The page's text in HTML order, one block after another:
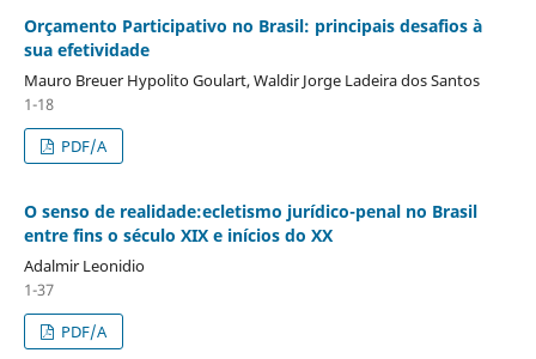
Orçamento Participativo no Brasil: principais desafios à
sua efetividade
Mauro Breuer Hypolito Goulart, Waldir Jorge Ladeira dos Santos
1-18
PDF/A
O senso de realidade:ecletismo jurídico-penal no Brasil
entre fins o século XIX e inícios do XX
Adalmir Leonidio
1-37
PDF/A